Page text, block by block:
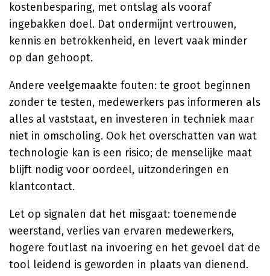
kostenbesparing, met ontslag als vooraf
ingebakken doel. Dat ondermijnt vertrouwen,
kennis en betrokkenheid, en levert vaak minder
op dan gehoopt.
Andere veelgemaakte fouten: te groot beginnen
zonder te testen, medewerkers pas informeren als
alles al vaststaat, en investeren in techniek maar
niet in omscholing. Ook het overschatten van wat
technologie kan is een risico; de menselijke maat
blijft nodig voor oordeel, uitzonderingen en
klantcontact.
Let op signalen dat het misgaat: toenemende
weerstand, verlies van ervaren medewerkers,
hogere foutlast na invoering en het gevoel dat de
tool leidend is geworden in plaats van dienend.